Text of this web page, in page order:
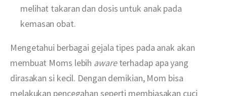
melihat takaran dan dosis untuk anak pada
kemasan obat.
Mengetahui berbagai gejala tipes pada anak akan
membuat Moms lebih aware terhadap apa yang
dirasakan si kecil. Dengan demikian, Mom bisa
melakukan pencegahan seperti membiasakan cuci